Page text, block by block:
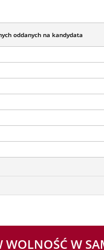
oddanych na kandydata
W